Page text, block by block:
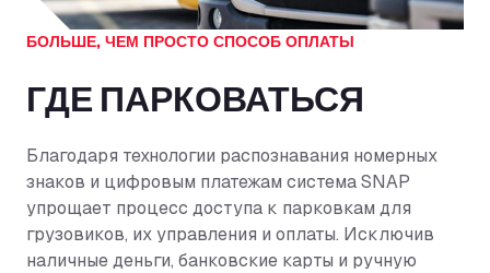
БОЛЬШЕ, ЧЕМ ПРОСТО СПОСОБ ОПЛАТЫ
ГДЕ ПАРКОВАТЬСЯ
Благодаря технологии распознавания номерных
знаков и цифровым платежам система SNAP
упрощает процесс доступа к парковкам для
грузовиков, их управления и оплаты. Исключив
наличные деньги, банковские карты и ручную